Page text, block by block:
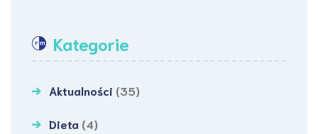
Kategorie
Aktualności (35)
Dieta (4)